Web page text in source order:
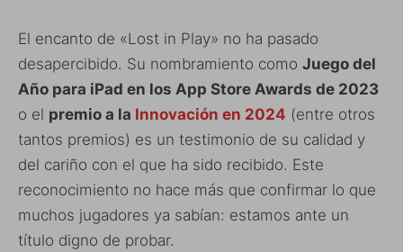
El encanto de «Lost in Play» no ha pasado
desapercibido. Su nombramiento como Juego del
Año para iPad en los App Store Awards de 2023
o el premio a la Innovación en 2024 (entre otros
tantos premios) es un testimonio de su calidad y
del cariño con el que ha sido recibido. Este
reconocimiento no hace más que confirmar lo que
muchos jugadores ya sabían: estamos ante un
título digno de probar.